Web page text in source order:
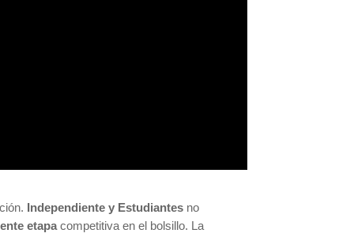
Independiente y Estudiantes no
etapacompetitiva en el bolsillo. La